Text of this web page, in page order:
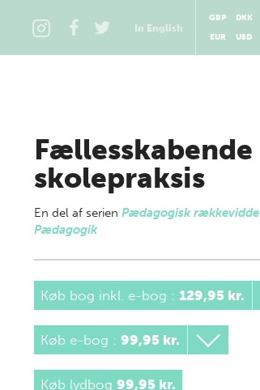
In English
GBP
DKK
EUR
USD
Fællesskabende
skolepraksis
En del af serien Pædagogisk rækkevidde
Pædagogik
Køb bog inkl. e-bog : 129,95 kr.
Køb e-bog : 99,95 kr.
Køb lydbog 99,95 kr.